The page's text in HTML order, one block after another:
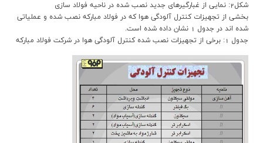
شکل2: نمايي از غبارگيرهاي جديد نصب شده در ناحيه فولاد سازي
بخشي از تجهيزات کنترل آلودگي هوا که در فولاد مبارکه نصب شده و عملياتي
شده اند در جدول 1 نشان داده شده است.
جدول 1: برخي از تجهيزات نصب شده کنترل آلودگي هوا در شرکت فولاد مبارکه